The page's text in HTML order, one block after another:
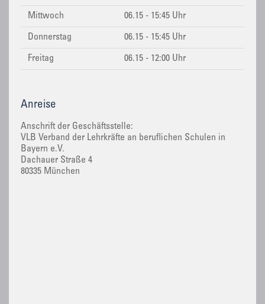
Mittwoch 06.15 - 15:45 Uhr
Donnerstag 06.15 - 15:45 Uhr
Freitag 06.15 - 12:00 Uhr
Anreise
Anschrift der Geschäftsstelle:
VLB Verband der Lehrkräfte an beruflichen Schulen in
Bayern e.V.
Dachauer Straße 4
80335 München